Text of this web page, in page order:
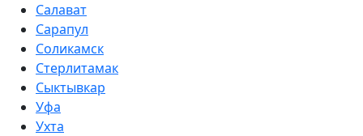
Салават
Сарапул
Соликамск
Стерлитамак
Сыктывкар
Уфа
Ухта